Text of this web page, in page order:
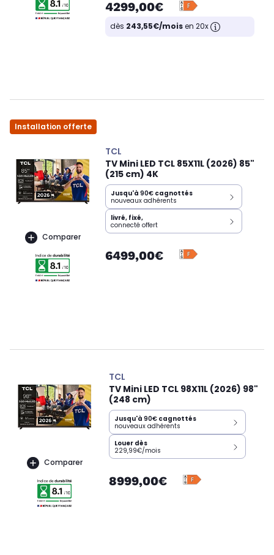
4299,00€
dès 243,55€/moisen 20x
Installation offerte
Comparer
TCL
TV Mini LED TCL 85X11L (2026) 85"
(215 cm) 4K
Jusqu'à 90€ cagnottés
nouveaux adhérents
livré, fixé,
connecté offert
6499,00€
Comparer
TCL
TV Mini LED TCL 98X11L (2026) 98"
(248 cm)
Jusqu'à 90€ cagnottés
nouveaux adhérents
Louer dès
229,99€/mois
8999,00€